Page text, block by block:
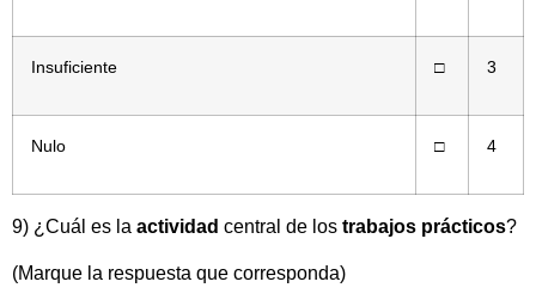
Insuficiente □ 3
Nulo □ 4
9) ¿Cuál es la actividad central de los trabajos prácticos?
(Marque la respuesta que corresponda)